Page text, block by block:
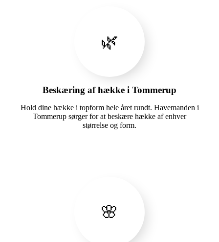
🌿
Beskæring af hække i Tommerup
Hold dine hække i topform hele året rundt. Havemanden i
Tommerup sørger for at beskære hække af enhver
størrelse og form.
🌸